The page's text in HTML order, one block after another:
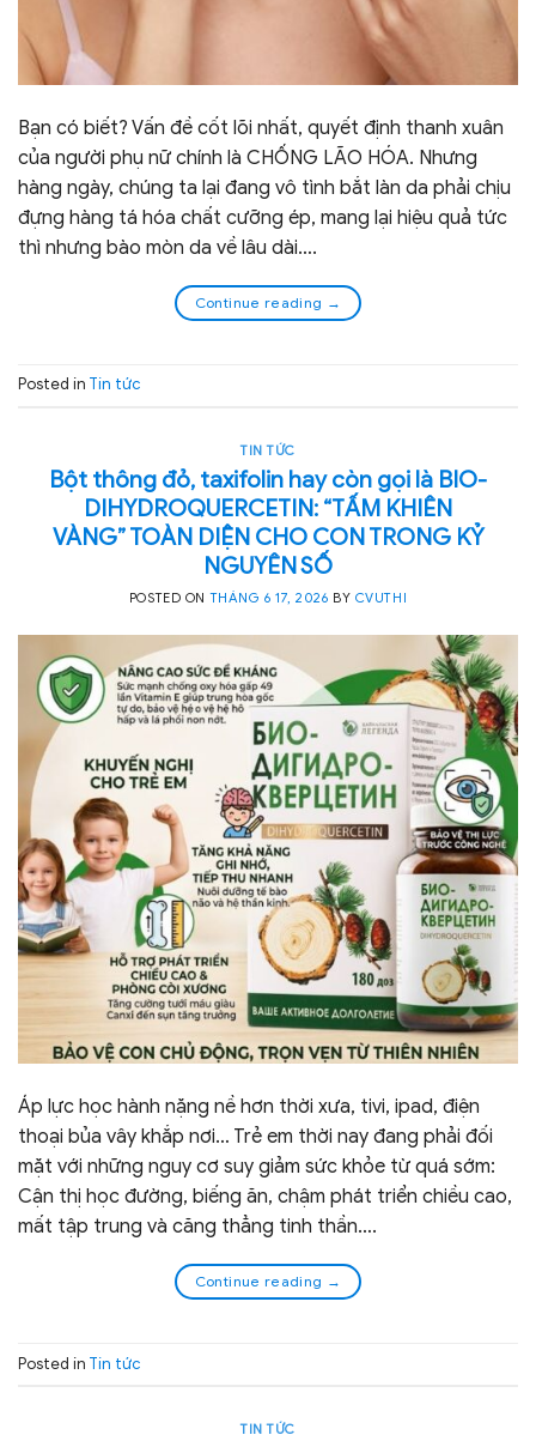
Bạn có biết? Vấn đề cốt lõi nhất, quyết định thanh xuân
của người phụ nữ chính là CHỐNG LÃO HÓA. Nhưng
hàng ngày, chúng ta lại đang vô tình bắt làn da phải chịu
đựng hàng tá hóa chất cưỡng ép, mang lại hiệu quả tức
thì nhưng bào mòn da về lâu dài….
Continue reading →
Posted in Tin tức
TIN TỨC
Bột thông đỏ, taxifolin hay còn gọi là BIO-
DIHYDROQUERCETIN: “TẤM KHIÊN
VÀNG” TOÀN DIỆN CHO CON TRONG KỶ
NGUYÊN SỐ
POSTED ONTHÁNG 6 17, 2026 BY CVUTHI
Áp lực học hành nặng nề hơn thời xưa, tivi, ipad, điện
thoại bủa vây khắp nơi… Trẻ em thời nay đang phải đối
mặt với những nguy cơ suy giảm sức khỏe từ quá sớm:
Cận thị học đường, biếng ăn, chậm phát triển chiều cao,
mất tập trung và căng thẳng tinh thần….
Continue reading →
Posted in Tin tức
TIN TỨC